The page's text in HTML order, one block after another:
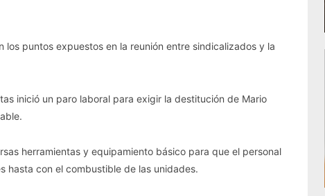
puntos expuestos en la reunión entre sindicalizados y la
inició un paro laboral para exigir la destitución de Mario
herramientas y equipamiento básico para que el personal
hasta con el combustible de las unidades.